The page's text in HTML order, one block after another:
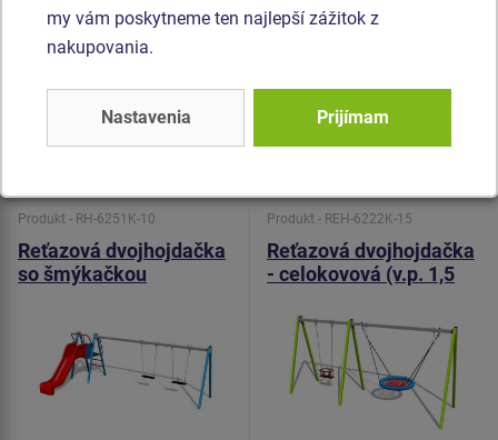
poškriabaniu a odolnosťou proti vode). Sedadlo Normal
hojdačky je hlinikové, obalené mäkkou a pohodlnou
gumou. Všetok spojovací materiál je pozinkovaný alebo
nerezový.
Produkt - RH-6251K-10
Reťazová dvojhojdačka
so šmýkačkou
Produkt - REH-6222K-15
Reťazová dvojhojdačka
- celokovová (v.p. 1,5
my vám poskytneme ten najlepší zážitok z
nakupovania.
Nastavenia Prijímam